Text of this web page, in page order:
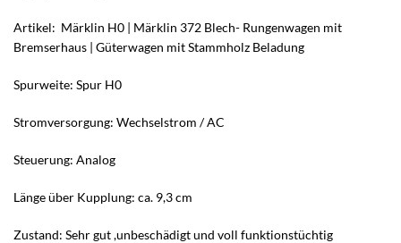
Artikel: Märklin H0 | Märklin 372 Blech- Rungenwagen mit
Bremserhaus | Güterwagen mit Stammholz Beladung
Spurweite: Spur H0
Stromversorgung: Wechselstrom / AC
Steuerung: Analog
Länge über Kupplung: ca. 9,3 cm
Zustand: Sehr gut ,unbeschädigt und voll funktionstüchtig